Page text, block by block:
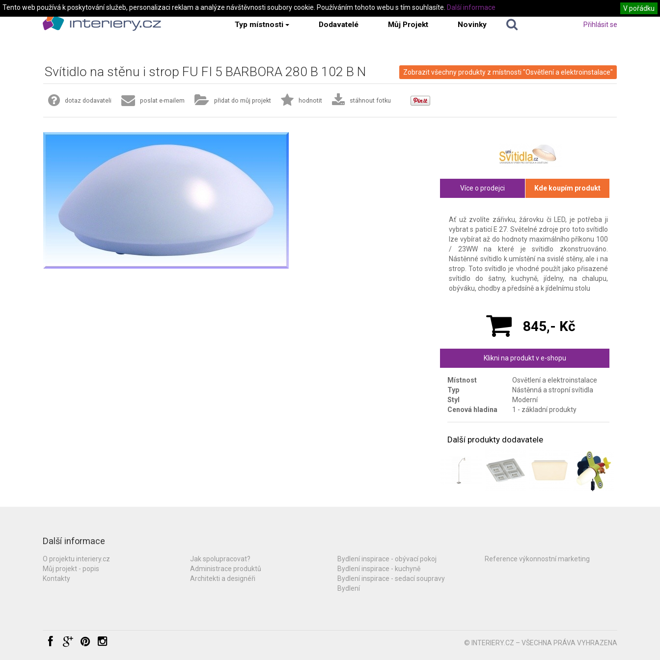
Typ místnosti Dodavatelé Můj Projekt Novinky Přihlásit se
Zobrazit všechny produkty z místnosti "Osvětlení a elektroinstalace"
Svítidlo na stěnu i strop FU FI 5 BARBORA 280 B 102 B N
dotaz dodavateli poslat e-mailem přidat do můj projekt hodnotit stáhnout fotku
Více o prodejci Kde koupím produkt
Ať už zvolíte zářivku, žárovku či LED, je potřeba ji
vybrat s paticí E 27. Světelné zdroje pro toto svítidlo
lze vybírat až do hodnoty maximálního příkonu 100
/ 23WW na které je svítidlo zkonstruováno.
Nástěnné svítidlo k umístění na svislé stěny, ale i na
strop. Toto svítidlo je vhodné použít jako přisazené
svítidlo do šatny, kuchyně, jídelny, na chalupu,
obýváku, chodby a předsíně a k jídelnímu stolu
845,- Kč
Klikni na produkt v e-shopu
Místnost
Osvětlení a elektroinstalace
Typ
Nástěnná a stropní svítidla
Styl
Moderní
Cenová hladina
1 - základní produkty
Další produkty dodavatele
Další informace
O projektu interiery.cz
Můj projekt - popis
Kontakty
Jak spolupracovat?
Administrace produktů
Architekti a designéři
Bydlení inspirace - obývací pokoj
Bydlení inspirace - kuchyně
Bydlení inspirace - sedací soupravy
Bydlení
Reference výkonnostní marketing
© INTERIERY.CZ – VŠECHNA PRÁVA VYHRAZENA
Tento web používá k poskytování služeb, personalizaci reklam a analýze návštěvnosti soubory cookie. Používáním tohoto webu s tím souhlasíte. V pořádku
Další informace